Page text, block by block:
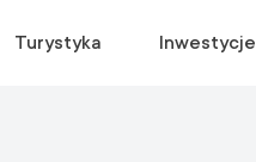
Turystyka